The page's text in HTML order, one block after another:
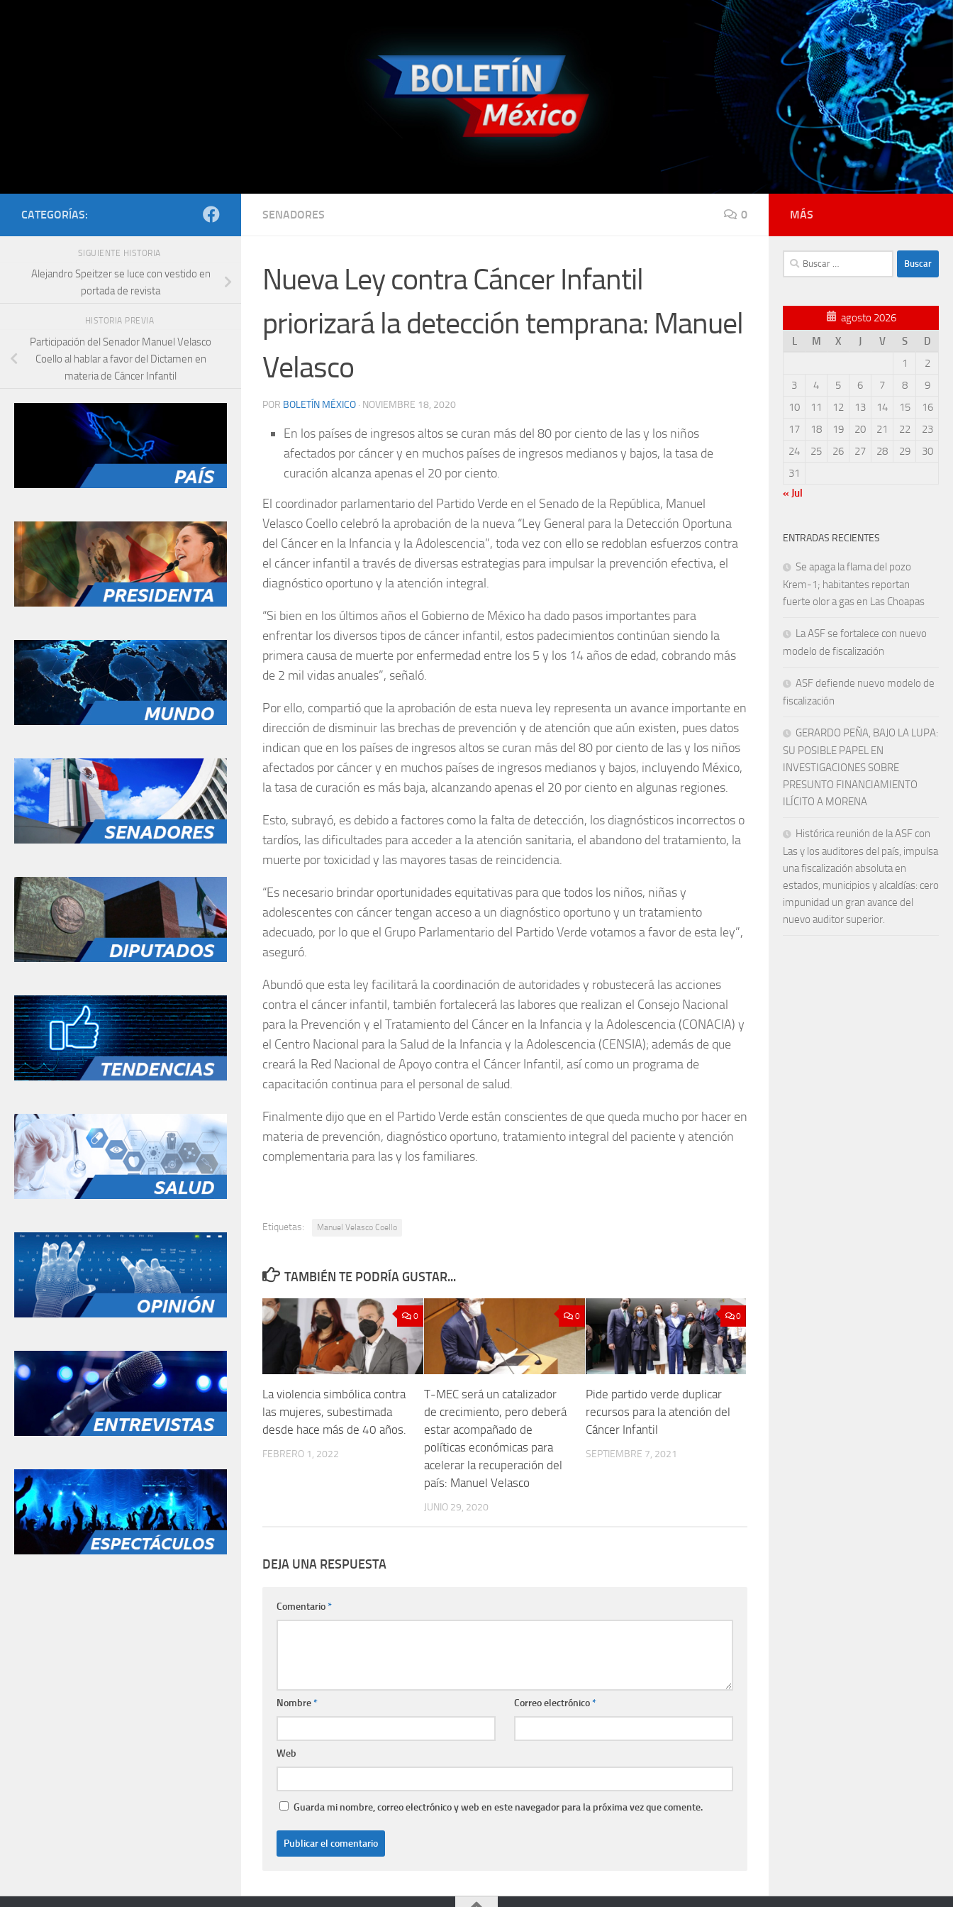
SENADORES 0
Nueva Ley contra Cáncer Infantil
priorizará la detección temprana: Manuel
Velasco
POR BOLETÍN MÉXICO · NOVIEMBRE 18, 2020
En los países de ingresos altos se curan más del 80 por ciento de las y los niños
afectados por cáncer y en muchos países de ingresos medianos y bajos, la tasa de
curación alcanza apenas el 20 por ciento.
El coordinador parlamentario del Partido Verde en el Senado de la República, Manuel
Velasco Coello celebró la aprobación de la nueva “Ley General para la Detección Oportuna
del Cáncer en la Infancia y la Adolescencia”, toda vez con ello se redoblan esfuerzos contra
el cáncer infantil a través de diversas estrategias para impulsar la prevención efectiva, el
diagnóstico oportuno y la atención integral.
“Si bien en los últimos años el Gobierno de México ha dado pasos importantes para
enfrentar los diversos tipos de cáncer infantil, estos padecimientos continúan siendo la
primera causa de muerte por enfermedad entre los 5 y los 14 años de edad, cobrando más
de 2 mil vidas anuales”, señaló.
Por ello, compartió que la aprobación de esta nueva ley representa un avance importante en
dirección de disminuir las brechas de prevención y de atención que aún existen, pues datos
indican que en los países de ingresos altos se curan más del 80 por ciento de las y los niños
afectados por cáncer y en muchos países de ingresos medianos y bajos, incluyendo México,
la tasa de curación es más baja, alcanzando apenas el 20 por ciento en algunas regiones.
Esto, subrayó, es debido a factores como la falta de detección, los diagnósticos incorrectos o
tardíos, las dificultades para acceder a la atención sanitaria, el abandono del tratamiento, la
muerte por toxicidad y las mayores tasas de reincidencia.
“Es necesario brindar oportunidades equitativas para que todos los niños, niñas y
adolescentes con cáncer tengan acceso a un diagnóstico oportuno y un tratamiento
adecuado, por lo que el Grupo Parlamentario del Partido Verde votamos a favor de esta ley”,
aseguró.
Abundó que esta ley facilitará la coordinación de autoridades y robustecerá las acciones
contra el cáncer infantil, también fortalecerá las labores que realizan el Consejo Nacional
para la Prevención y el Tratamiento del Cáncer en la Infancia y la Adolescencia (CONACIA) y
el Centro Nacional para la Salud de la Infancia y la Adolescencia (CENSIA); además de que
creará la Red Nacional de Apoyo contra el Cáncer Infantil, así como un programa de
capacitación continua para el personal de salud.
Finalmente dijo que en el Partido Verde están conscientes de que queda mucho por hacer en
materia de prevención, diagnóstico oportuno, tratamiento integral del paciente y atención
complementaria para las y los familiares.
Etiquetas: Manuel Velasco Coello
TAMBIÉN TE PODRÍA GUSTAR...
0
La violencia simbólica contra
las mujeres, subestimada
desde hace más de 40 años.
FEBRERO 1, 2022
0
T-MEC será un catalizador
de crecimiento, pero deberá
estar acompañado de
políticas económicas para
acelerar la recuperación del
país: Manuel Velasco
JUNIO 29, 2020
0
Pide partido verde duplicar
recursos para la atención del
Cáncer Infantil
SEPTIEMBRE 7, 2021
DEJA UNA RESPUESTA
Comentario*
Nombre* Correo electrónico*
Web
Guarda mi nombre, correo electrónico y web en este navegador para la próxima vez que comente.
CATEGORÍAS:
SIGUIENTE HISTORIA
Alejandro Speitzer se luce con vestido en
portada de revista
HISTORIA PREVIA
Participación del Senador Manuel Velasco
Coello al hablar a favor del Dictamen en
materia de Cáncer Infantil
MÁS
Buscar:
agosto 2026
L
M X J V S
D
1
2
3
4 5 6 7 8
9
10
11 12 13 14 15
16
17
18 19 20 21 22
23
24
25 26 27 28 29
30
31
« Jul
ENTRADAS RECIENTES
Se apaga la flama del pozo
Krem-1; habitantes reportan
fuerte olor a gas en Las Choapas
La ASF se fortalece con nuevo
modelo de fiscalización
ASF defiende nuevo modelo de
fiscalización
GERARDO PEÑA, BAJO LA LUPA:
SU POSIBLE PAPEL EN
INVESTIGACIONES SOBRE
PRESUNTO FINANCIAMIENTO
ILÍCITO A MORENA
Histórica reunión de la ASF con
Las y los auditores del país, impulsa
una fiscalización absoluta en
estados, municipios y alcaldías: cero
impunidad un gran avance del
nuevo auditor superior.